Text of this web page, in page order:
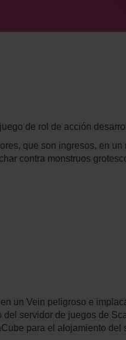
de rol de acción
que son ingresos, en
contra monstruos
un Vein peligroso e
del servidor de juegos de
para el alojamiento